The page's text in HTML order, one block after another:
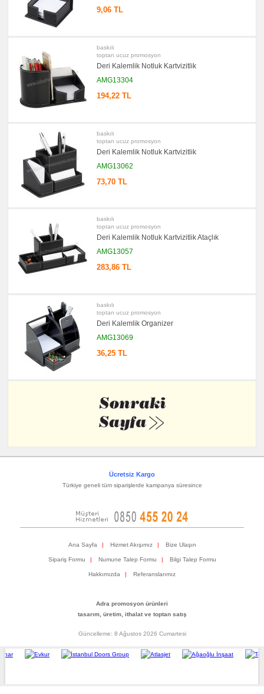
9,06 TL
baskılı
toptan ucuz promosyon
Deri Kalemlik Notluk Kartvizitlik
AMG13304
194,22 TL
baskılı
toptan ucuz promosyon
Deri Kalemlik Notluk Kartvizitlik
AMG13062
73,70 TL
baskılı
toptan ucuz promosyon
Deri Kalemlik Notluk Kartvizitlik Ataçlık
AMG13057
283,86 TL
baskılı
toptan ucuz promosyon
Deri Kalemlik Organizer
AMG13069
36,25 TL
promosyon
Diğer
Ürünler
Ücretsiz Kargo
Türkiye geneli tüm siparişlerde kampanya süresince
Ana Sayfa | Hizmet Akışımız | Bize Ulaşın
Sipariş Formu | Numune Talep Formu | Bilgi Talep Formu
Hakkımızda | Referanslarımız
Adra promosyon ürünleri
tasarım, üretim, ithalat ve toptan satış
Güncelleme: 8 Ağustos 2026 Cumartesi